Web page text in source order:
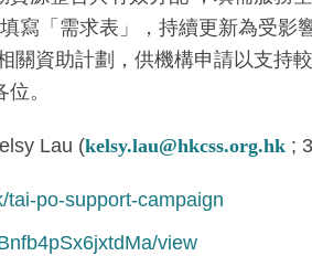
寫「需求表」，持續更新為受
資助計劃，供機構申請以支持
。
Lau (kelsy.lau@hkcss.org.hk ;
tai-po-support-campaign
view